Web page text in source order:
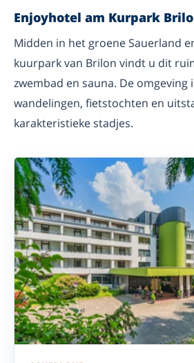
Enjoyhotel am Kurpark
Midden in het groene Sauerland
kuurpark van Brilon vindt u dit
zwembad en sauna. De omgeving
wandelingen, fietstochten en
karakteristieke stadjes.